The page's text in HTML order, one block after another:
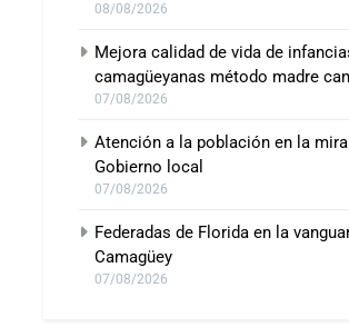
08/08/2026
Mejora calidad de vida de
camagüeyanas método madre
07/08/2026
Atención a la población en la mira
Gobierno local
07/08/2026
Federadas de Florida en la
Camagüey
07/08/2026